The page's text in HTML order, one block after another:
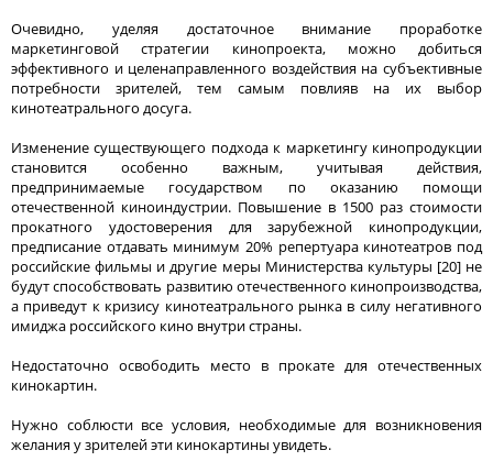
Очевидно, уделяя достаточное внимание проработке
маркетинговой стратегии кинопроекта, можно добиться
эффективного и целенаправленного воздействия на субъективные
потребности зрителей, тем самым повлияв на их выбор
кинотеатрального досуга.
Изменение существующего подхода к маркетингу кинопродукции
становится особенно важным, учитывая действия,
предпринимаемые государством по оказанию помощи
отечественной киноиндустрии. Повышение в 1500 раз стоимости
прокатного удостоверения для зарубежной кинопродукции,
предписание отдавать минимум 20% репертуара кинотеатров под
российские фильмы и другие меры Министерства культуры [20] не
будут способствовать развитию отечественного кинопроизводства,
а приведут к кризису кинотеатрального рынка в силу негативного
имиджа российского кино внутри страны.
Недостаточно освободить место в прокате для отечественных
кинокартин.
Нужно соблюсти все условия, необходимые для возникновения
желания у зрителей эти кинокартины увидеть.